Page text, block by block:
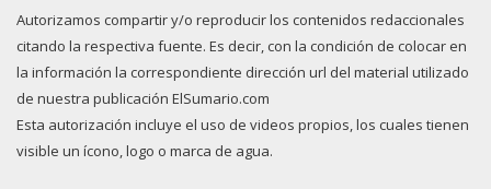
Autorizamos compartir y/o reproducir los contenidos redaccionales
citando la respectiva fuente. Es decir, con la condición de colocar en
la información la correspondiente dirección url del material utilizado
de nuestra publicación ElSumario.com
Esta autorización incluye el uso de videos propios, los cuales tienen
visible un ícono, logo o marca de agua.